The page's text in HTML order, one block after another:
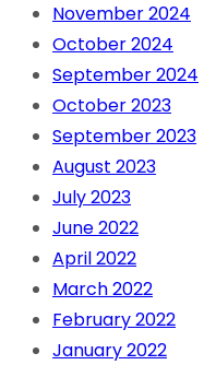
November 2024
October 2024
September 2024
October 2023
September 2023
August 2023
July 2023
June 2022
April 2022
March 2022
February 2022
January 2022